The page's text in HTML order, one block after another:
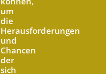
um
die
Herausforderungen
und
Chancen
der
sich